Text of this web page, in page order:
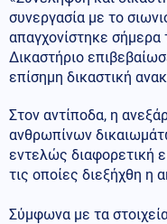
συνεργασία με το
απαγχονίστηκε
Δικαστήριο
επίσημη δικαστική
Στον αντίποδα, η
ανθρωπίνων
εντελώς διαφορετική
τις οποίες διεξήχθη η
Σύμφωνα με τα